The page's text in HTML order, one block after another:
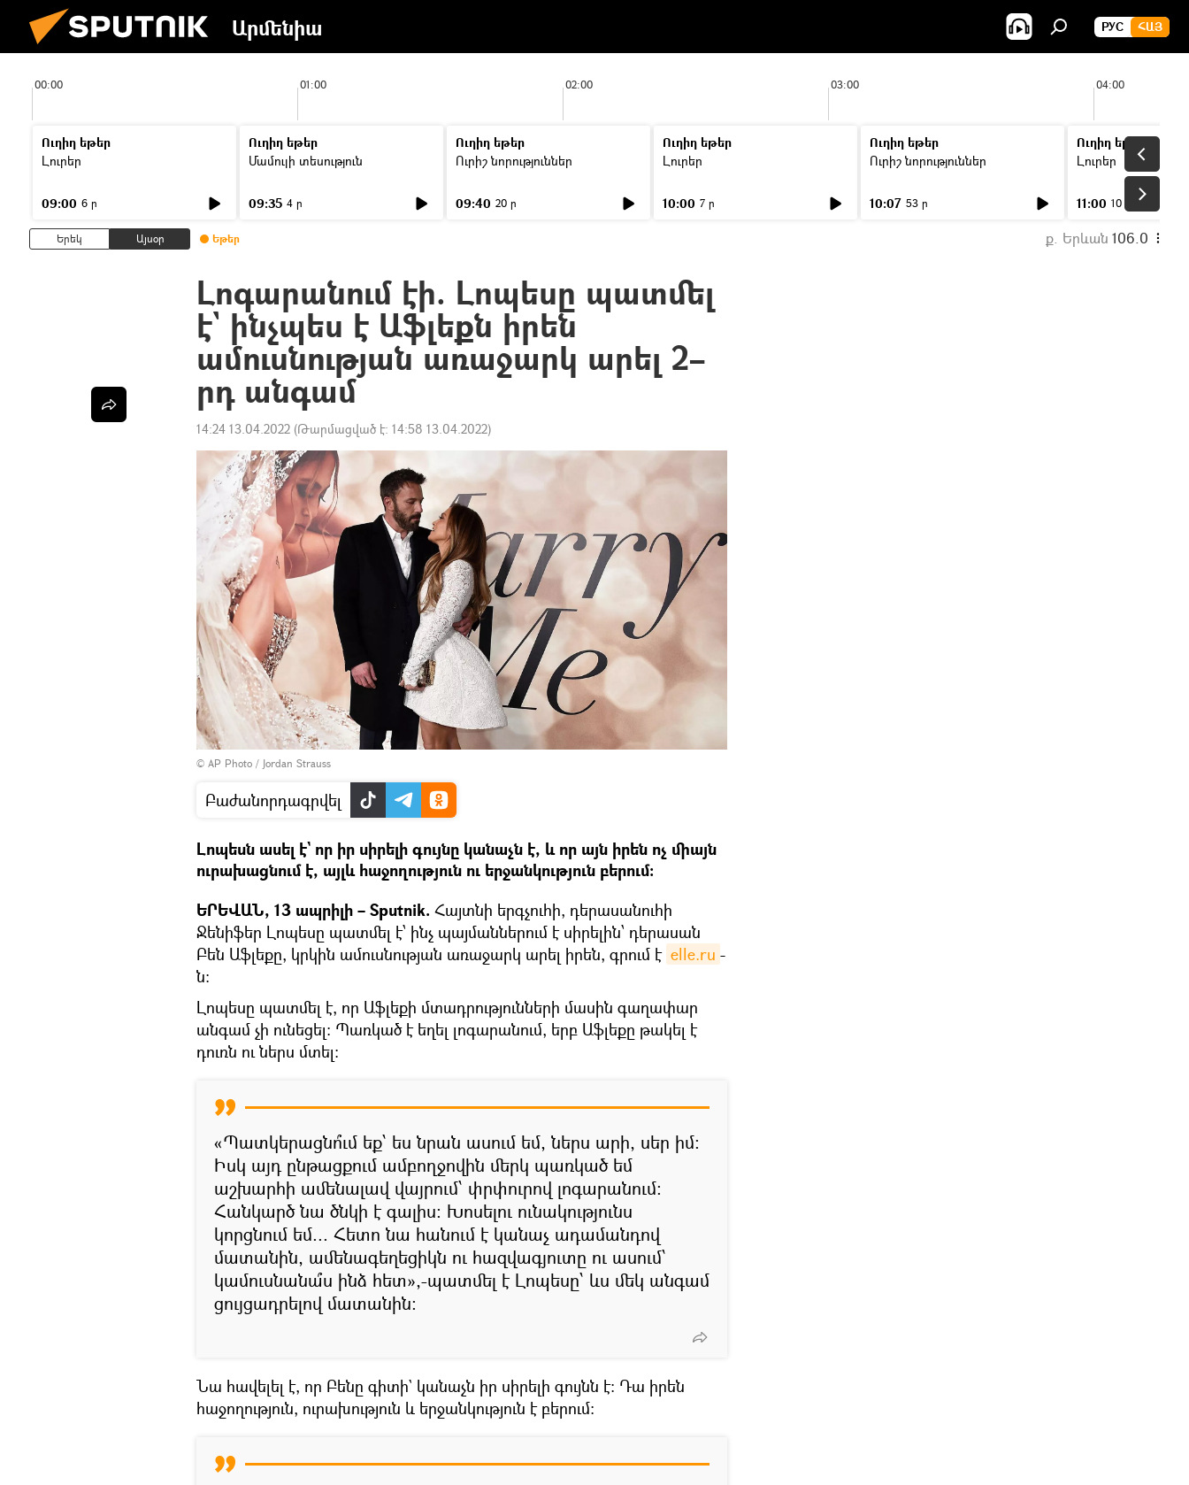
Արմենիա РУС ՀԱՅ
00:00 01:00 02:00 03:00 04:00
Ուղիղ եթեր
Լուրեր
09:00 6 ր
Ուղիղ եթեր
Մամուլի տեսություն
09:35 4 ր
Ուղիղ եթեր
Ուրիշ նորություններ
09:40 20 ր
Ուղիղ եթեր
Լուրեր
10:00 7 ր
Ուղիղ եթեր
Ուրիշ նորություններ
10:07 53 ր
Ուղիղ եթեր
Լուրեր
11:00 10 ր
Երեկ Այսօր Եթեր ք. Երևան 106.0
Լոգարանում էի. Լոպեսը պատմել
է` ինչպես է Աֆլեքն իրեն
ամուսնության առաջարկ արել 2–
րդ անգամ
14:24 13.04.2022 (Թարմացված է: 14:58 13.04.2022)
© AP Photo / Jordan Strauss
Բաժանորդագրվել
Լոպեսն ասել է` որ իր սիրելի գույնը կանաչն է, և որ այն իրեն ոչ միայն
ուրախացնում է, այլև հաջողություն ու երջանկություն բերում։
ԵՐԵՎԱՆ, 13 ապրիլի – Sputnik. Հայտնի երգչուհի, դերասանուհի
Ջենիֆեր Լոպեսը պատմել է՝ ինչ պայմաններում է սիրելին՝ դերասան
Բեն Աֆլեքը, կրկին ամուսնության առաջարկ արել իրեն, գրում է elle.ru -
ն։
Լոպեսը պատմել է, որ Աֆլեքի մտադրությունների մասին գաղափար
անգամ չի ունեցել: Պառկած է եղել լոգարանում, երբ Աֆլեքը թակել է
դուռն ու ներս մտել:
«Պատկերացնո՞ւմ եք՝ ես նրան ասում եմ, ներս արի, սեր իմ:
Իսկ այդ ընթացքում ամբողջովին մերկ պառկած եմ
աշխարհի ամենալավ վայրում՝ փրփուրով լոգարանում:
Հանկարծ նա ծնկի է գալիս: Խոսելու ունակությունս
կորցնում եմ... Հետո նա հանում է կանաչ ադամանդով
մատանին, ամենագեղեցիկն ու հազվագյուտը ու ասում՝
կամուսնանա՞ս ինձ հետ»,-պատմել է Լոպեսը՝ ևս մեկ անգամ
ցույցադրելով մատանին:
Նա հավելել է, որ Բենը գիտի` կանաչն իր սիրելի գույնն է: Դա իրեն
հաջողություն, ուրախություն և երջանկություն է բերում: